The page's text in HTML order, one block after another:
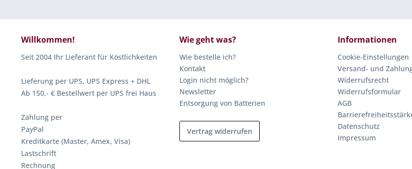
Willkommen!
Seit 2004 Ihr Lieferant für Köstlichkeiten
Lieferung per UPS, UPS Express + DHL
Ab 150,- € Bestellwert per UPS frei Haus
Zahlung per
PayPal
Kreditkarte (Master, Amex, Visa)
Lastschrift
Rechnung
Wie geht was?
Wie bestelle ich?
Kontakt
Login nicht möglich?
Newsletter
Entsorgung von Batterien
Vertrag widerrufen
Informationen
Cookie-Einstellungen
Versand- und
Widerrufsrecht
Widerrufsformular
AGB
Datenschutz
Impressum